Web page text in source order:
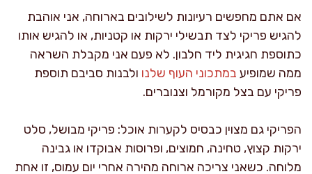
אם אתם מחפשים רעיונות לשילובים בארוחה, אני אוהבת
להגיש פריקי לצד תבשילי ירקות או קטניות, או להגיש אותו
כתוספת חגיגית ליד חלבון. לא פעם אני מקבלת השראה
ממה שמופיע במתכוני העוף שלנו ולבנות סביבם תוספת
פריקי עם בצל מקורמל וצנוברים.
הפריקי גם מצוין כבסיס לקערות אוכל: פריקי מבושל, סלט
ירקות קצוץ, טחינה, חמוצים, ופרוסות אבוקדו או גבינה
מלוחה. כשאני צריכה ארוחה מהירה אחרי יום עמוס, זו אחת